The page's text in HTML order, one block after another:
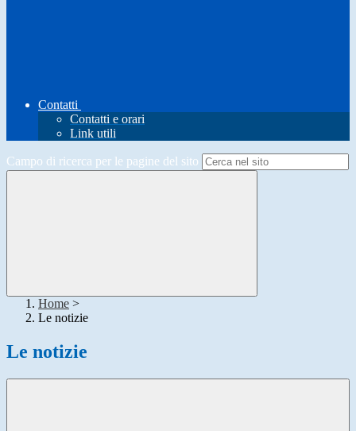
Contatti
Contatti e orari
Link utili
Campo di ricerca per le pagine del sito
Home >
Le notizie
Le notizie